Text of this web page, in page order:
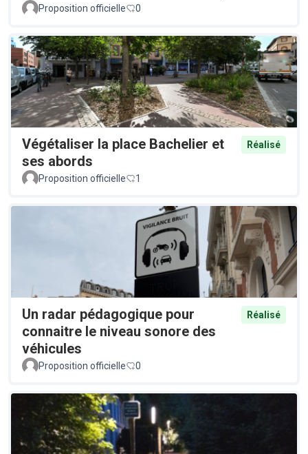
Proposition officielle 0
Végétaliser la place Bachelier et
ses abords
Réalisé
Proposition officielle 1
Un radar pédagogique pour
connaitre le niveau sonore des
véhicules
Réalisé
Proposition officielle 0